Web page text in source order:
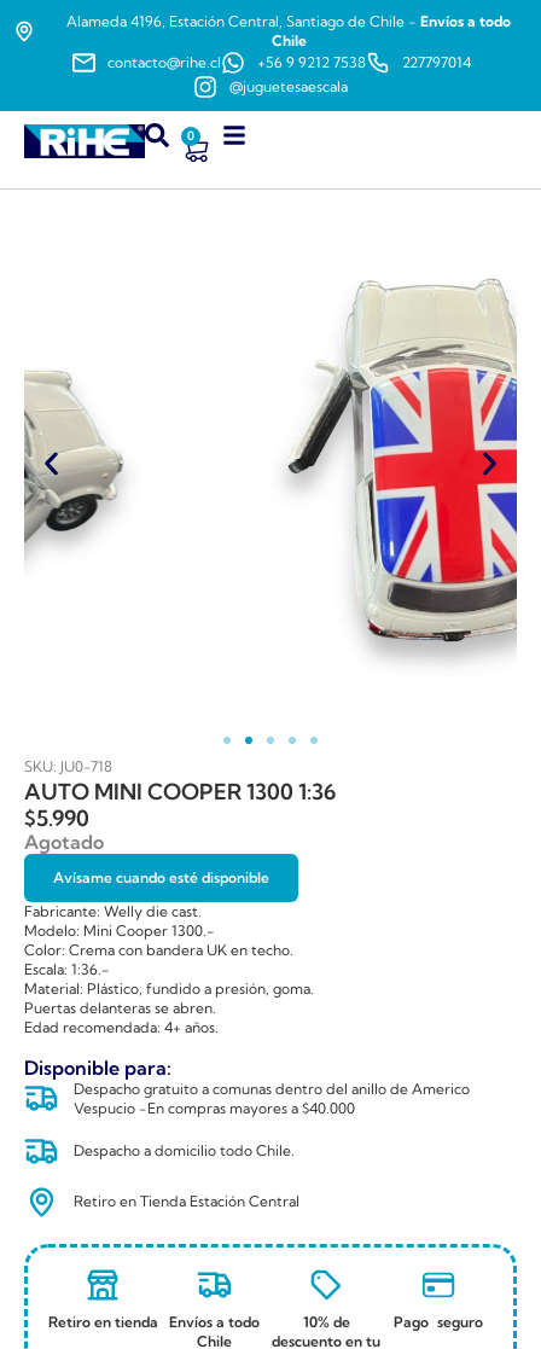
Alameda 4196, Estación Central, Santiago de Chile - Envíos a todo
Chile
contacto@rihe.cl
+56 9 9212 7538
227797014
@juguetesaescala
0
SKU: JU0-718
AUTO MINI COOPER 1300 1:36
$5.990
Agotado
Avísame cuando esté disponible
Fabricante: Welly die cast.
Modelo: Mini Cooper 1300.-
Color: Crema con bandera UK en techo.
Escala: 1:36.-
Material: Plástico, fundido a presión, goma.
Puertas delanteras se abren.
Edad recomendada: 4+ años.
Disponible para:
Despacho gratuito a comunas dentro del anillo de Americo
Vespucio -En compras mayores a $40.000
Despacho a domicilio todo Chile.
Retiro en Tienda Estación Central
Retiro en tienda
Envíos a todo
Chile
10% de
descuento en tu
Pago seguro